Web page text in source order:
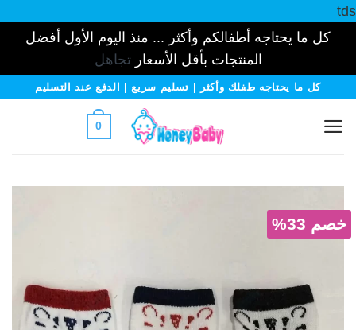
tds
كل ما يحتاجه أطفالكم وأكثر ... منذ اليوم الأول أفضل
المنتجات بأقل الأسعارتجاهل
تخطيكل ما يحتاجه طفلك وأكثر | تسليم سريع | الدفع عند التسليم
0
خصم 33%